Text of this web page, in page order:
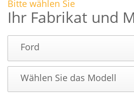
Bitte wählen Sie
Ihr Fabrikat und
Ford
Wählen Sie das Modell